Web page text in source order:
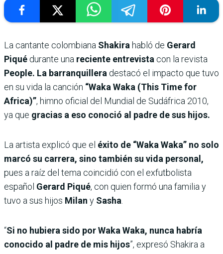
La cantante colombiana Shakira habló de Gerard
Piqué durante una reciente entrevista con la revista
People. La barranquillera destacó el impacto que tuvo
en su vida la canción “Waka Waka (This Time for
Africa)”, himno oficial del Mundial de Sudáfrica 2010,
ya que gracias a eso conoció al padre de sus hijos.
La artista explicó que el éxito de “Waka Waka” no solo
marcó su carrera, sino también su vida personal,
pues a raíz del tema coincidió con el exfutbolista
español Gerard Piqué, con quien formó una familia y
tuvo a sus hijos Milan y Sasha
“Si no hubiera sido por Waka Waka, nunca habría
conocido al padre de mis hijos”, expresó Shakira a